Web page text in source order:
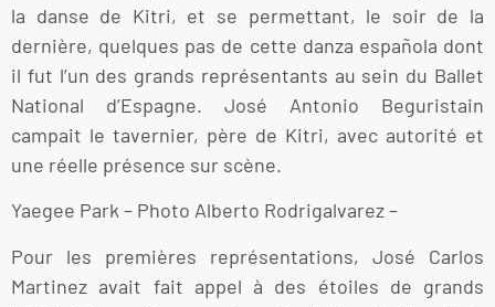
la danse de Kitri, et se permettant, le soir de la
dernière, quelques pas de cette danza española dont
il fut l’un des grands représentants au sein du Ballet
National d’Espagne. José Antonio Beguristain
campait le tavernier, père de Kitri, avec autorité et
une réelle présence sur scène.
Yaegee Park – Photo Alberto Rodrigalvarez –
Pour les premières représentations, José Carlos
Martinez avait fait appel à des étoiles de grands